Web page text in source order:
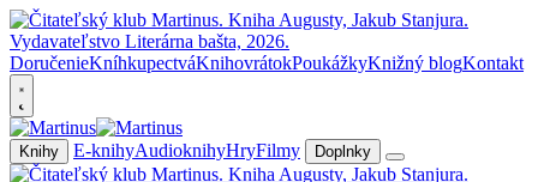
DoručenieKníhkupectváKnihovrátokPoukážkyKnižný blogKontakt
Knihy E-knihyAudioknihyHryFilmy Doplnky